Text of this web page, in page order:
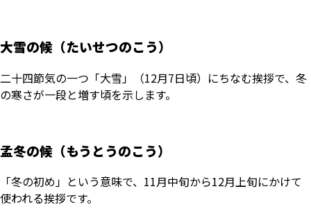
大雪の候（たいせつのこう）
二十四節気の一つ「大雪」（12月7日頃）にちなむ挨拶で、冬
の寒さが一段と増す頃を示します。
孟冬の候（もうとうのこう）
「冬の初め」という意味で、11月中旬から12月上旬にかけて
使われる挨拶です。